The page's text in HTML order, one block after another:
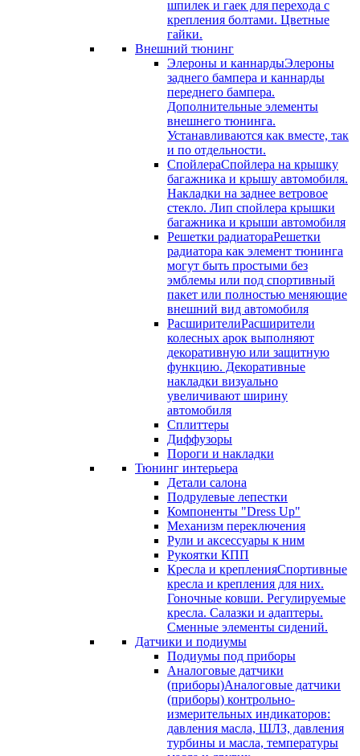
шпилек и гаек для перехода с
крепления болтами. Цветные
гайки.
Внешний тюнинг
Элероны и каннардыЭлероны
заднего бампера и каннарды
переднего бампера.
Дополнительные элементы
внешнего тюнинга.
Устанавливаются как вместе, так
и по отдельности.
СпойлераСпойлера на крышку
багажника и крышу автомобиля.
Накладки на заднее ветровое
стекло. Лип спойлера крышки
багажника и крыши автомобиля
Решетки радиатораРешетки
радиатора как элемент тюнинга
могут быть простыми без
эмблемы или под спортивный
пакет или полностью меняющие
внешний вид автомобиля
РасширителиРасширители
колесных арок выполняют
декоративную или защитную
функцию. Декоративные
накладки визуально
увеличивают ширину
автомобиля
Сплиттеры
Диффузоры
Пороги и накладки
Тюнинг интерьера
Детали салона
Подрулевые лепестки
Компоненты "Dress Up"
Механизм переключения
Рули и аксессуары к ним
Рукоятки КПП
Кресла и крепленияСпортивные
кресла и крепления для них.
Гоночные ковши. Регулируемые
кресла. Салазки и адаптеры.
Сменные элементы сидений.
Датчики и подиумы
Подиумы под приборы
Аналоговые датчики
(приборы)Аналоговые датчики
(приборы) контрольно-
измерительных индикаторов:
давления масла, ШЛЗ, давления
турбины и масла, температуры